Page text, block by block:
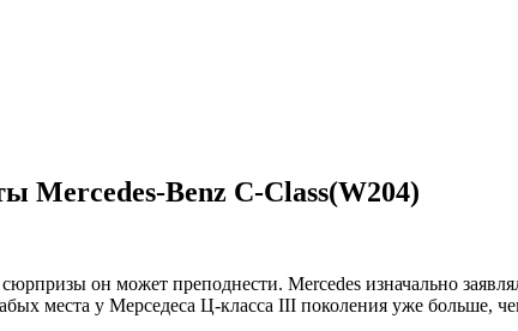
Mercedes-Benz C-Class(W204)
он может преподнести. Mercedes изначально
места у Мерседеса Ц-класса III поколения уже больше,